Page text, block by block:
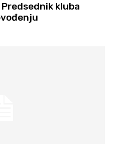
Predsednik kluba